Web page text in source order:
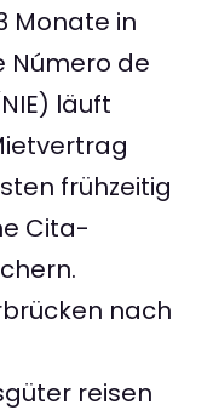
Monate in
Número de
läuft
frühzeitig
Cita-
nach
reisen